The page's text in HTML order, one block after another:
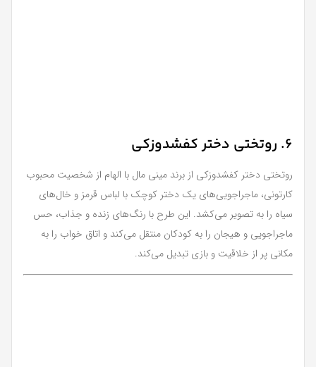
6. روتختی دختر کفشدوزکی
روتختی دختر کفشدوزکی از برند مینی مال با الهام از شخصیت محبوب
کارتونی، ماجراجویی‌های یک دختر کوچک با لباس قرمز و خال‌های
سیاه را به تصویر می‌کشد. این طرح با رنگ‌های زنده و جذاب، حس
ماجراجویی و هیجان را به کودکان منتقل می‌کند و اتاق خواب را به
مکانی پر از خلاقیت و بازی تبدیل می‌کند.